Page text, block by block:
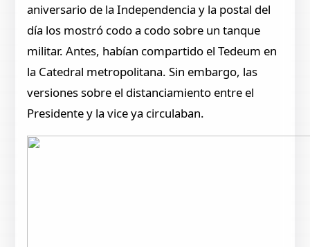
aniversario de la Independencia y la postal del
día los mostró codo a codo sobre un tanque
militar. Antes, habían compartido el Tedeum en
la Catedral metropolitana. Sin embargo, las
versiones sobre el distanciamiento entre el
Presidente y la vice ya circulaban.